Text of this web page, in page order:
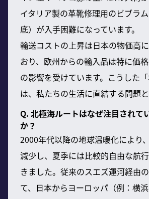
イタリア製の革靴修理用のビブラ
底）が入手困難になっています。
輸送コストの上昇は日本の物価高
おり、欧州からの輸入品は特に価
の影響を受けています。こうした「
は、私たちの生活に直結する問題と
Q. 北極海ルートはなぜ注目されて
か？
2000年代以降の地球温暖化により
減少し、夏季には比較的自由な航
きました。従来のスエズ運河経由
て、日本からヨーロッパ（例：横